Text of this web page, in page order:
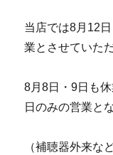
当店では8月12
業とさせていた
8月8日・9日も
日のみの営業と
（補聴器外来な